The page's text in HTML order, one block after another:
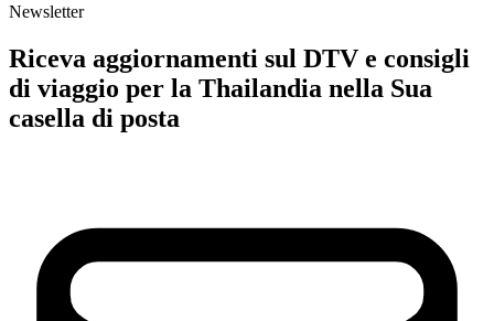
Newsletter
Riceva aggiornamenti sul DTV e consigli
di viaggio per la Thailandia nella Sua
casella di posta